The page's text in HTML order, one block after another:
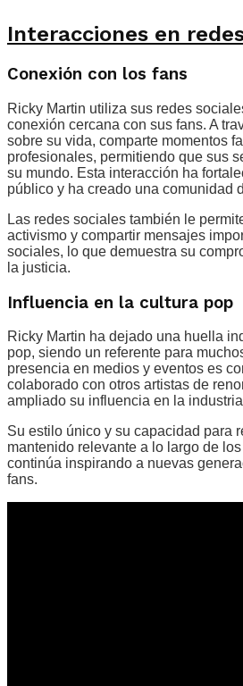
Interacciones en
Conexión con los fans
Ricky Martin utiliza sus redes
conexión cercana con sus fans. A
sobre su vida, comparte momentos
profesionales, permitiendo que sus
su mundo. Esta interacción ha
público y ha creado una comunidad
Las redes sociales también le
activismo y compartir mensajes
sociales, lo que demuestra su
la justicia.
Influencia en la cultura pop
Ricky Martin ha dejado una huella
pop, siendo un referente para
presencia en medios y eventos es
colaborado con otros artistas de
ampliado su influencia en la
Su estilo único y su capacidad para
mantenido relevante a lo largo de
continúa inspirando a nuevas
fans.